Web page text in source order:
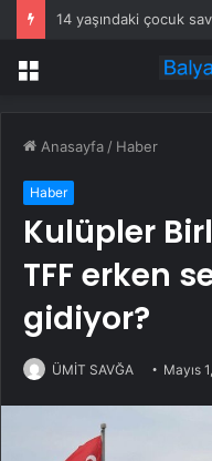
14 yaşındaki çocuk
Menü
Anasayfa / Haber
Haber
Kulüpler
TFF erken
gidiyor?
ÜMİT SAVĞA Mayıs